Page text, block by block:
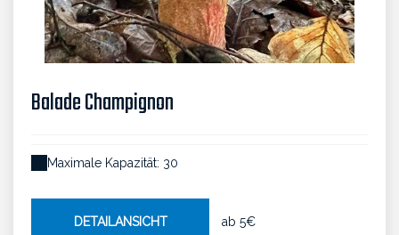
Balade Champignon
Maximale Kapazität: 30
DETAILANSICHT ab 5€